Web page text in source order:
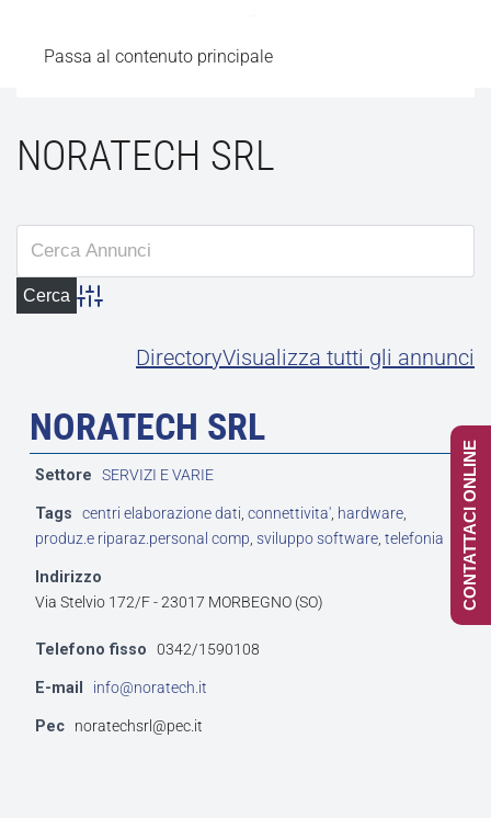
Passa al contenuto principale
NORATECH SRL
Advanced Search
DirectoryVisualizza tutti gli annunci
NORATECH SRL
Settore SERVIZI E VARIE
Tags centri elaborazione dati, connettivita', hardware,
produz.e riparaz.personal comp, sviluppo software, telefonia
Indirizzo
Via Stelvio 172/F - 23017 MORBEGNO (SO)
Telefono fisso 0342/1590108
E-mail info@noratech.it
Pec noratechsrl@pec.it
CONTATTACI ONLINE